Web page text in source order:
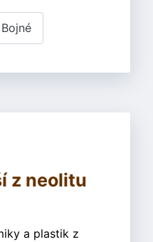
z neolitu
a plastik z